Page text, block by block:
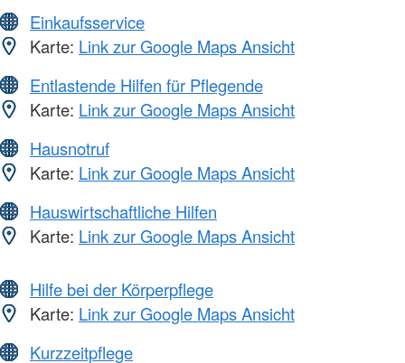
Einkaufsservice
Karte: Link zur Google Maps Ansicht
Entlastende Hilfen für Pflegende
Karte: Link zur Google Maps Ansicht
Hausnotruf
Karte: Link zur Google Maps Ansicht
Hauswirtschaftliche Hilfen
Karte: Link zur Google Maps Ansicht
Hilfe bei der Körperpflege
Karte: Link zur Google Maps Ansicht
Kurzzeitpflege